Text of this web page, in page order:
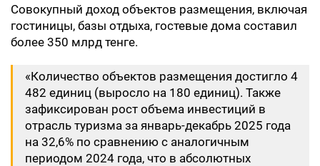
Совокупный доход объектов размещения, включая
гостиницы, базы отдыха, гостевые дома составил
более 350 млрд тенге.
«Количество объектов размещения достигло 4
482 единиц (выросло на 180 единиц). Также
зафиксирован рост объема инвестиций в
отрасль туризма за январь-декабрь 2025 года
на 32,6% по сравнению с аналогичным
периодом 2024 года, что в абсолютных